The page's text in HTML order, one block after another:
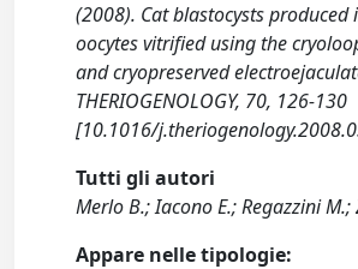
(2008). Cat blastocysts
oocytes vitrified using the
and cryopreserved
THERIOGENOLOGY, 70, 126-130
[10.1016/
Tutti gli autori
Merlo B.; Iacono E.; Regazzini
Appare nelle tipologie: